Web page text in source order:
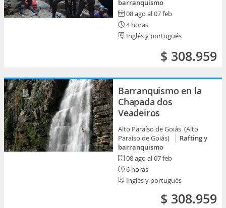
barranquismo
08 ago al 07 feb
4 horas
Inglés y portugués
$ 308.959
Barranquismo en la
Chapada dos
Veadeiros
Alto Paraíso de Goiás (Alto
Paraíso de Goiás)
Rafting y
barranquismo
08 ago al 07 feb
6 horas
Inglés y portugués
$ 308.959